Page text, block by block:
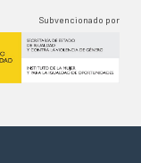
Subvencionado por